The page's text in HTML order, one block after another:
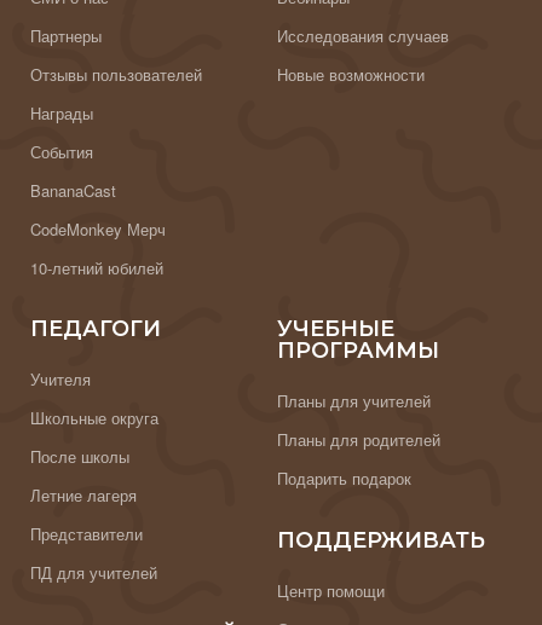
Партнеры
Отзывы пользователей
Награды
События
BananaCast
CodeMonkey Мерч
10-летний юбилей
Исследования случаев
Новые возможности
ПЕДАГОГИ
Учителя
Школьные округа
После школы
Летние лагеря
Представители
ПД для учителей
УЧЕБНЫЕ
ПРОГРАММЫ
Планы для учителей
Планы для родителей
Подарить подарок
ПОДДЕРЖИВАТЬ
Центр помощи